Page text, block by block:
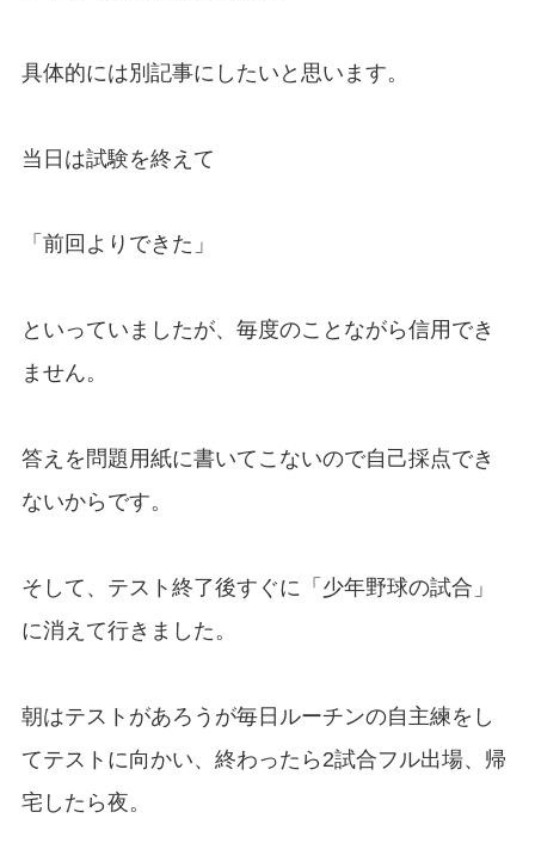
具体的には別記事にしたいと思います。
当日は試験を終えて
「前回よりできた」
といっていましたが、毎度のことながら信用でき
ません。
答えを問題用紙に書いてこないので自己採点でき
ないからです。
そして、テスト終了後すぐに「少年野球の試合」
に消えて行きました。
朝はテストがあろうが毎日ルーチンの自主練をし
てテストに向かい、終わったら2試合フル出場、帰
宅したら夜。